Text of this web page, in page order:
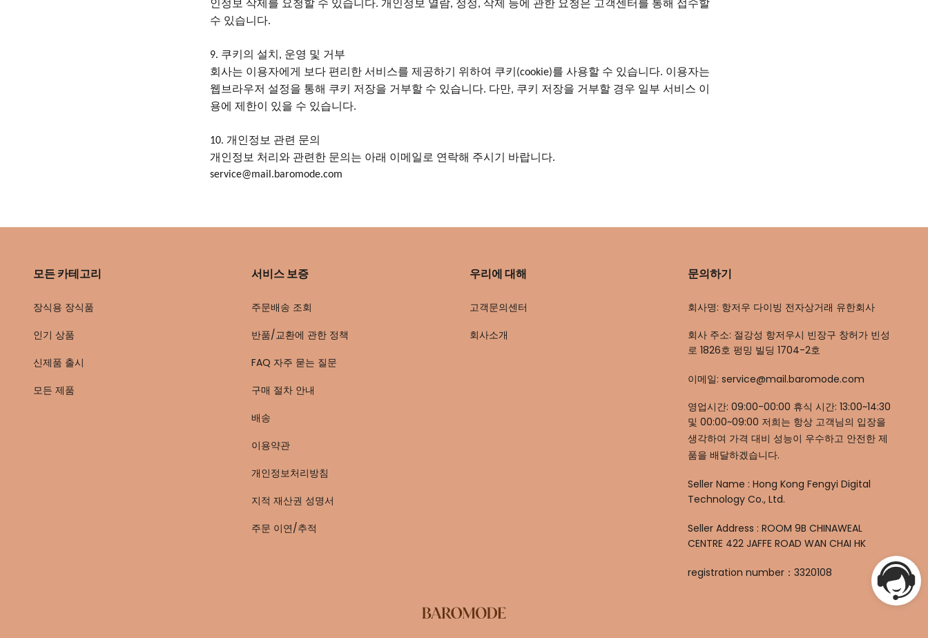
인정보 삭제를 요청할 수 있습니다. 개인정보 열람, 정정, 삭제 등에 관한 요청은 고객센터를 통해 접수할
수 있습니다.
9. 쿠키의 설치 , 운영 및 거부
회사는 이용자에게 보다 편리한 서비스를 제공하기 위하여 쿠키 (cookie)를 사용할 수 있습니다. 이용자는
웹브라우저 설정을 통해 쿠키 저장을 거부할 수 있습니다. 다만, 쿠키 저장을 거부할 경우 일부 서비스 이
용에 제한이 있을 수 있습니다.
10. 개인정보 관련 문의
개인정보 처리와 관련한 문의는 아래 이메일로 연락해 주시기 바랍니다.
service@mail.baromode.com
모든 카테고리
장식용 장식품
인기 상품
신제품 출시
모든 제품
서비스 보증
주문배송 조회
반품/교환에 관한 정책
FAQ 자주 묻는 질문
구매 절차 안내
배송
이용약관
개인정보처리방침
지적 재산권 성명서
주문 이연/추적
우리에 대해
고객문의센터
회사소개
문의하기
회사명: 항저우 다이빙 전자상거래 유한회사
회사 주소: 절강성 항저우시 빈장구 창허가 빈성
로 1826호 펑밍 빌딩 1704-2호
이메일: service@mail.baromode.com
영업시간: 09:00-00:00 휴식 시간: 13:00~14:30
및 00:00~09:00 저희는 항상 고객님의 입장을
생각하여 가격 대비 성능이 우수하고 안전한 제
품을 배달하겠습니다.
Seller Name : Hong Kong Fengyi Digital
Technology Co., Ltd.
Seller Address : ROOM 9B CHINAWEAL
CENTRE 422 JAFFE ROAD WAN CHAI HK
registration number：3320108